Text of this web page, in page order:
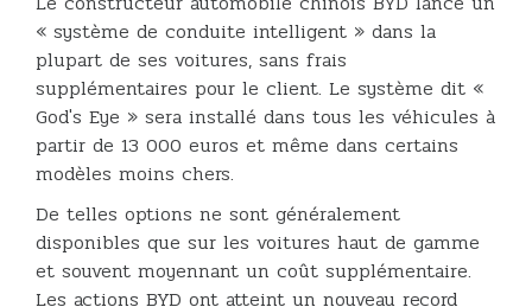
« système de conduite intelligent » dans la
plupart de ses voitures, sans frais
supplémentaires pour le client. Le système dit «
God's Eye » sera installé dans tous les véhicules à
partir de 13 000 euros et même dans certains
modèles moins chers.
De telles options ne sont généralement
disponibles que sur les voitures haut de gamme
et souvent moyennant un coût supplémentaire.
Les actions BYD ont atteint un nouveau record